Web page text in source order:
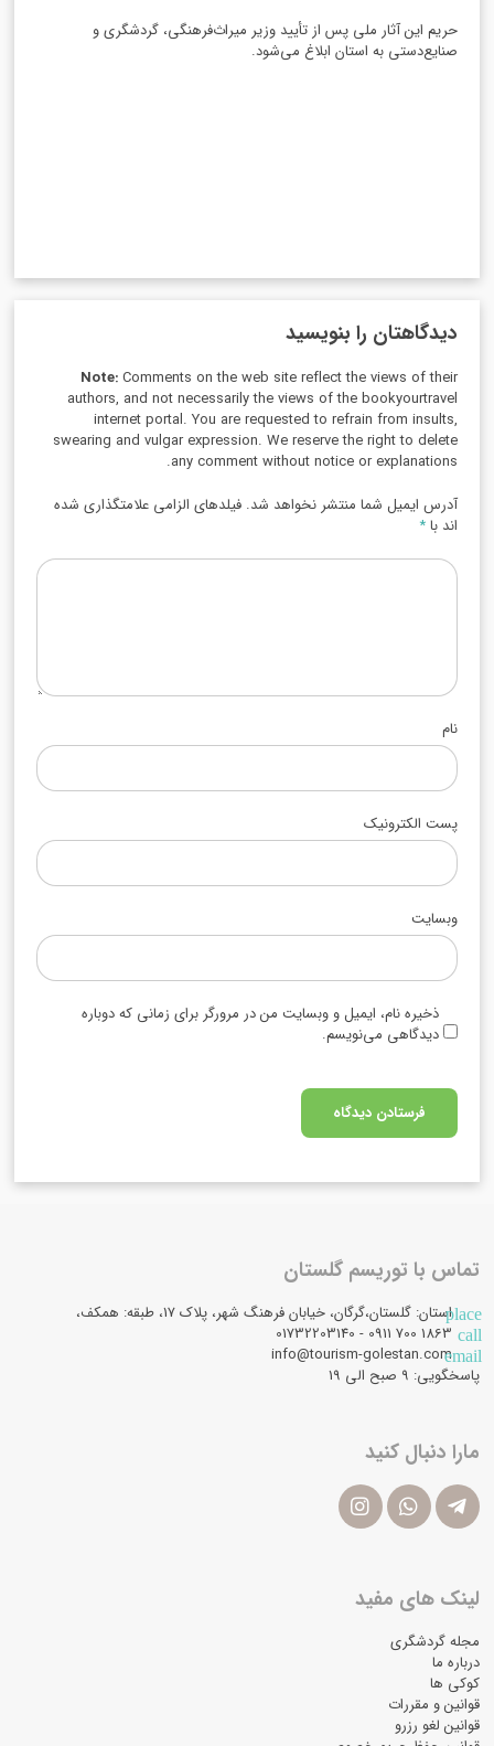
حريم اين آثار ملی پس از تأييد وزير ميراث‌فرهنگی، گردشگری و
صنايع‌دستی به استان ابلاغ می‌شود.
دیدگاهتان را بنویسید
Note:Comments on the web site reflect the views of their
authors, and not necessarily the views of the bookyourtravel
internet portal. You are requested to refrain from insults,
swearing and vulgar expression. We reserve the right to delete
any comment without notice or explanations.
آدرس ایمیل شما منتشر نخواهد شد. فیلدهای الزامی علامتگذاری شده
اند با*
نام
پست الکترونیک
وبسایت
ذخیره نام، ایمیل و وبسایت من در مرورگر برای زمانی که دوباره
دیدگاهی می‌نویسم.
تماس با توریسم گلستان
placeاستان: گلستان،گرگان، خیابان فرهنگ شهر، پلاک 17، طبقه: همکف،
call
email
info@tourism-golestan.com
پاسخگویی: ۹ صبح الی 19
مارا دنبال کنید
لینک های مفید
مجله گردشگری
درباره ما
کوکی ها
قوانین و مقررات
قوانین لغو رزرو